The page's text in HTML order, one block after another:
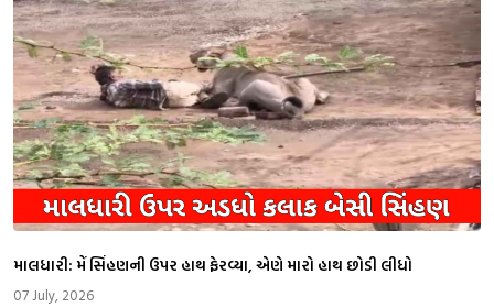
માલધારી: મેં સિંહણની ઉપર હાથ ફેરવ્યા, એણે મારો હાથ છોડી લીધો
07 July, 2026